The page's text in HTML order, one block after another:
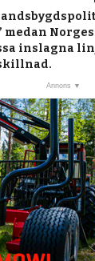
medan
inslagna